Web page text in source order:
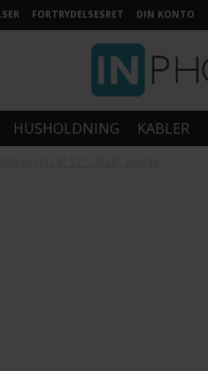
FORTRYDELSESRET DIN KONTO
HUSHOLDNING KABLER